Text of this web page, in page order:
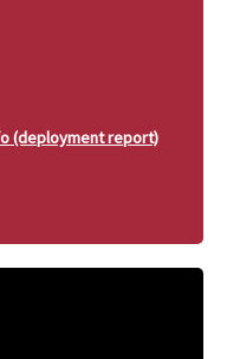
(deployment report)